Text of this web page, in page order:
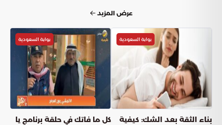
عرض المزيد
بوابة السعودية
بناء الثقة بعد الشك: كيفية
بوابة السعودية
كل ما فاتك في حلقة برنامج يا